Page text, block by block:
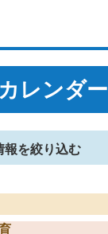
レンダー
報を絞り込む